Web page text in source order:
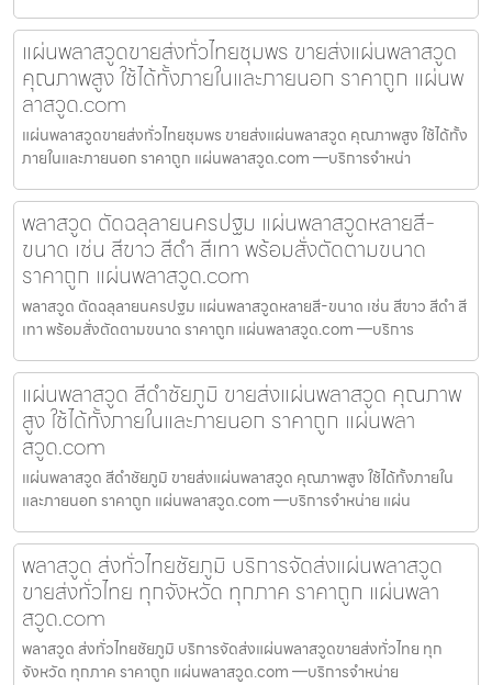
แผ่นพลาสวูดขายส่งทั่วไทยชุมพร ขายส่งแผ่นพลาสวูด
คุณภาพสูง ใช้ได้ทั้งภายในและภายนอก ราคาถูก แผ่นพ
ลาสวูด.com
แผ่นพลาสวูดขายส่งทั่วไทยชุมพร ขายส่งแผ่นพลาสวูด คุณภาพสูง ใช้ได้ทั้ง
ภายในและภายนอก ราคาถูก แผ่นพลาสวูด.com —บริการจำหน่า
พลาสวูด ตัดฉลุลายนครปฐม แผ่นพลาสวูดหลายสี-
ขนาด เช่น สีขาว สีดำ สีเทา พร้อมสั่งตัดตามขนาด
ราคาถูก แผ่นพลาสวูด.com
พลาสวูด ตัดฉลุลายนครปฐม แผ่นพลาสวูดหลายสี-ขนาด เช่น สีขาว สีดำ สี
เทา พร้อมสั่งตัดตามขนาด ราคาถูก แผ่นพลาสวูด.com —บริการ
แผ่นพลาสวูด สีดำชัยภูมิ ขายส่งแผ่นพลาสวูด คุณภาพ
สูง ใช้ได้ทั้งภายในและภายนอก ราคาถูก แผ่นพลา
สวูด.com
แผ่นพลาสวูด สีดำชัยภูมิ ขายส่งแผ่นพลาสวูด คุณภาพสูง ใช้ได้ทั้งภายใน
และภายนอก ราคาถูก แผ่นพลาสวูด.com —บริการจำหน่าย แผ่น
พลาสวูด ส่งทั่วไทยชัยภูมิ บริการจัดส่งแผ่นพลาสวูด
ขายส่งทั่วไทย ทุกจังหวัด ทุกภาค ราคาถูก แผ่นพลา
สวูด.com
พลาสวูด ส่งทั่วไทยชัยภูมิ บริการจัดส่งแผ่นพลาสวูดขายส่งทั่วไทย ทุก
จังหวัด ทุกภาค ราคาถูก แผ่นพลาสวูด.com —บริการจำหน่าย